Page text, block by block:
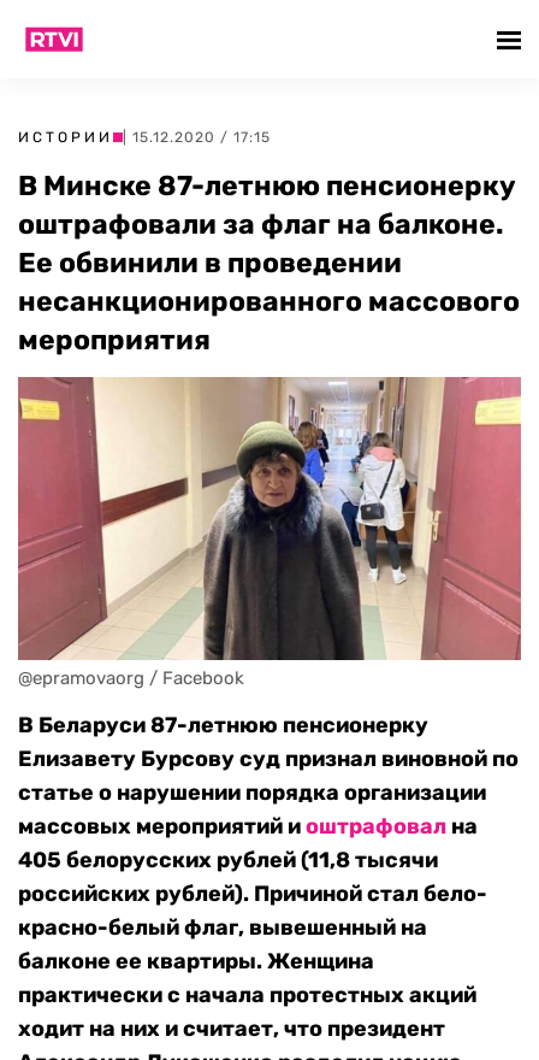
ИСТОРИИ | 15.12.2020 / 17:15
В Минске 87-летнюю пенсионерку
оштрафовали за флаг на балконе.
Ее обвинили в проведении
несанкционированного массового
мероприятия
@epramovaorg / Facebook
В Беларуси 87-летнюю пенсионерку
Елизавету Бурсову суд признал виновной по
статье о нарушении порядка организации
массовых мероприятий иоштрафовал на
405 белорусских рублей (11,8 тысячи
российских рублей). Причиной стал бело-
красно-белый флаг, вывешенный на
балконе ее квартиры. Женщина
практически с начала протестных акций
ходит на них и считает, что президент